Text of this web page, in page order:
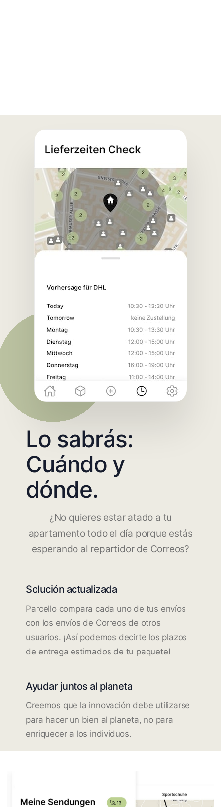
Lo sabrás:
Cuándo y
dónde.
¿No quieres estar atado a tu
apartamento todo el día porque estás
esperando al repartidor de Correos?
Solución actualizada
Parcello compara cada uno de tus envíos
con los envíos de Correos de otros
usuarios. ¡Así podemos decirte los plazos
de entrega estimados de tu paquete!
Ayudar juntos al planeta
Creemos que la innovación debe utilizarse
para hacer un bien al planeta, no para
enriquecer a los individuos.